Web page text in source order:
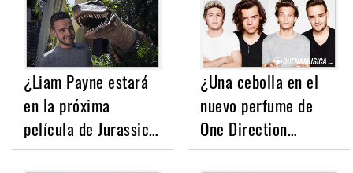
¿Liam Payne estará
en la próxima
película de Jurassic…
¿Una cebolla en el
nuevo perfume de
One Direction…